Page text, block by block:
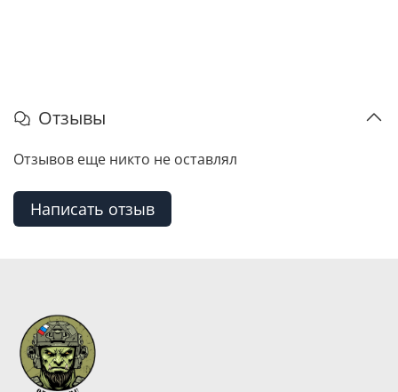
Отзывы
Отзывов еще никто не оставлял
Написать отзыв